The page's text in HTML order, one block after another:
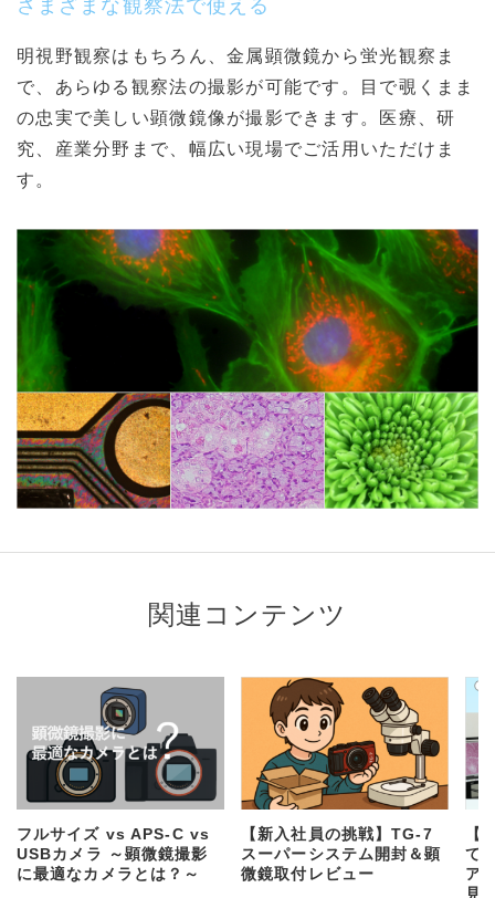
さまざまな観察法で使える
明視野観察はもちろん、金属顕微鏡から蛍光観察ま
で、あらゆる観察法の撮影が可能です。目で覗くまま
の忠実で美しい顕微鏡像が撮影できます。医療、研
究、産業分野まで、幅広い現場でご活用いただけま
す。
関連コンテンツ
フルサイズ vs APS-C vs
USBカメラ ～顕微鏡撮影
に最適なカメラとは？～
【新入社員の挑戦】TG-7
スーパーシステム開封＆顕
微鏡取付レビュー
【
て
ア
見